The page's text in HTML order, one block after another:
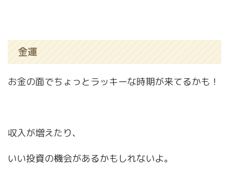
金運
お金の面でちょっとラッキーな時期が来てるかも！
収入が増えたり、
いい投資の機会があるかもしれないよ。